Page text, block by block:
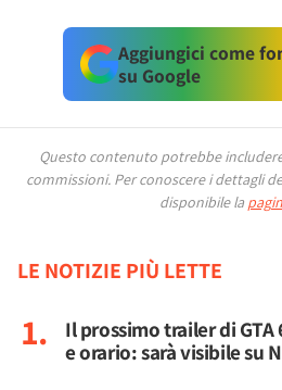
Aggiungici come
su Google
Questo contenuto potrebbe
commissioni. Per conoscere i dettagli
disponibile la
LE NOTIZIE PIÙ LETTE
Il prossimo trailer di GTA
e orario: sarà visibile su